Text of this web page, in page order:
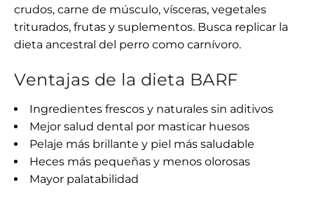
crudos, carne de músculo, vísceras, vegetales
triturados, frutas y suplementos. Busca replicar la
dieta ancestral del perro como carnívoro.
Ventajas de la dieta BARF
Ingredientes frescos y naturales sin aditivos
Mejor salud dental por masticar huesos
Pelaje más brillante y piel más saludable
Heces más pequeñas y menos olorosas
Mayor palatabilidad